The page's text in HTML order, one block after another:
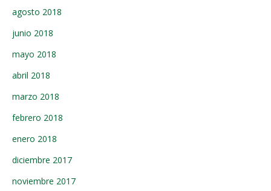
agosto 2018
junio 2018
mayo 2018
abril 2018
marzo 2018
febrero 2018
enero 2018
diciembre 2017
noviembre 2017